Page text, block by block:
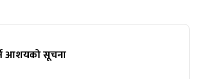
आशयको सूचना